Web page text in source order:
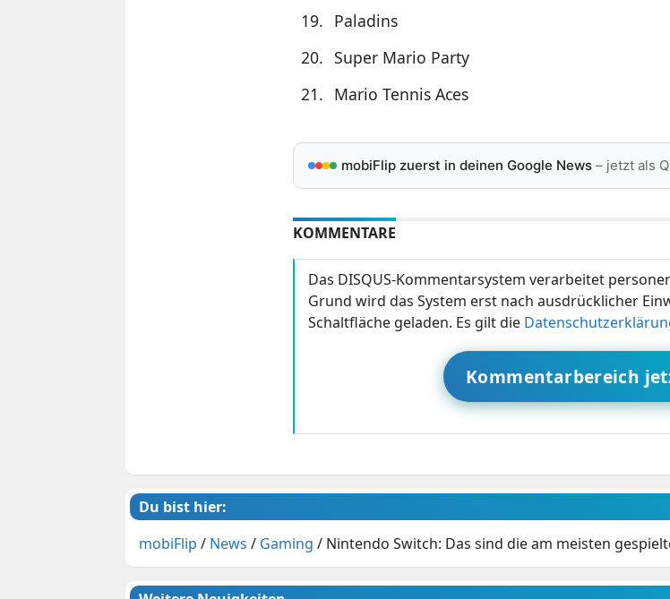
Paladins
Super Mario Party
Mario Tennis Aces
mobiFlip zuerst in deinen Google News– jetzt als
KOMMENTARE
Das DISQUS-Kommentarsystem verarbeitet
Grund wird das System erst nach ausdrücklicher
Schaltfläche geladen. Es gilt die
Kommentarbereich
Du bist hier:
mobiFlip / News / Gaming / Nintendo Switch: Das sind die am meisten